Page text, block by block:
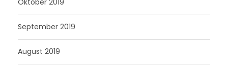
September 2019
August 2019